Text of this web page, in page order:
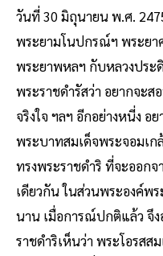
วันที่ 30 มิถุนายน พ.ศ.
พระยามโนปกรณ์ฯ พระยา
พระยาพหลฯ กับหลวงประ
พระราชดำรัสว่า อยากจะ
จริงใจ ฯลฯ อีกอย่างหนี่ง อ
พระบาทสมเด็จพระจอมเก
ทรงพระราชดำริ ที่จะออก
เดียวกัน ในส่วนพระองค์พ
นาน เมื่อการณ์ปกติแล้ว จึง
ราชดำริเห็นว่า พระโอรส